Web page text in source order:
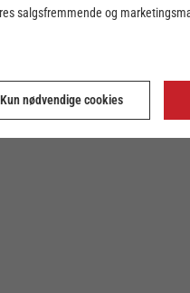
salgsfremmende og
Kun nødvendige cookies